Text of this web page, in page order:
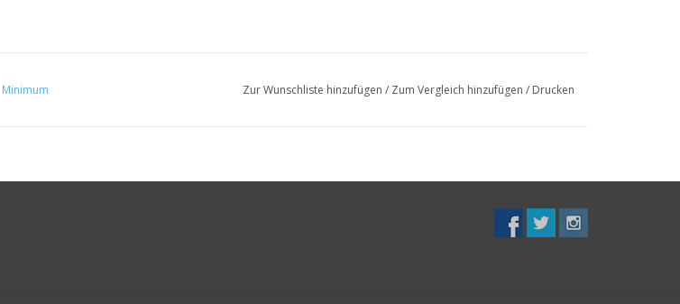
Minimum Zur Wunschliste hinzufügen / Zum Vergleich hinzufügen / Drucken